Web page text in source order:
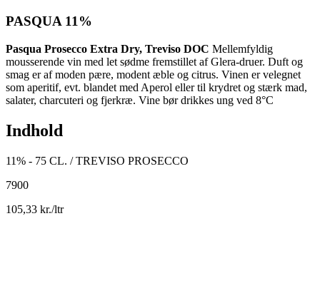
PASQUA 11%
Pasqua Prosecco Extra Dry, Treviso DOC Mellemfyldig
mousserende vin med let sødme fremstillet af Glera-druer. Duft og
smag er af moden pære, modent æble og citrus. Vinen er velegnet
som aperitif, evt. blandet med Aperol eller til krydret og stærk mad,
salater, charcuteri og fjerkræ. Vine bør drikkes ung ved 8°C
Indhold
11% - 75 CL. / TREVISO PROSECCO
7900
105,33 kr./ltr